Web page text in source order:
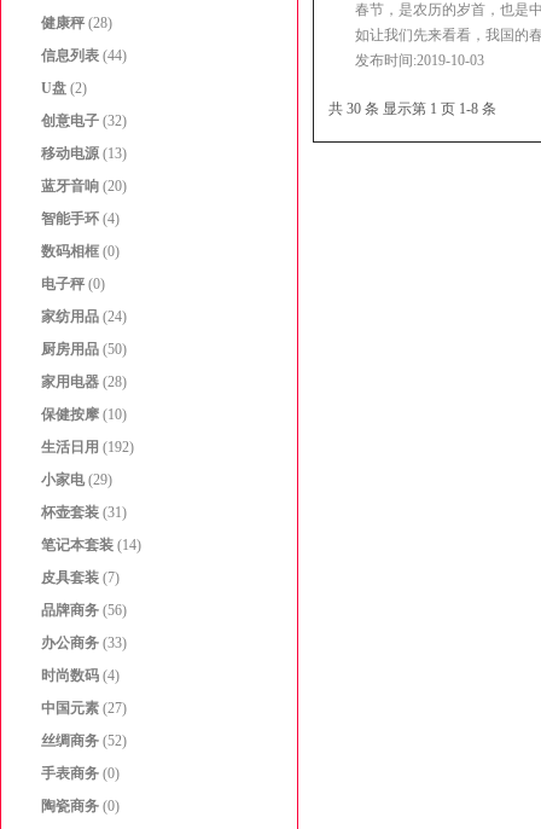
健康秤 (28)
信息列表 (44)
U盘 (2)
创意电子 (32)
移动电源(13)
蓝牙音响 (20)
智能手环 (4)
数码相框 (0)
电子秤 (0)
家纺用品 (24)
厨房用品 (50)
家用电器 (28)
保健按摩 (10)
生活日用 (192)
小家电(29)
杯壶套装 (31)
笔记本套装 (14)
皮具套装 (7)
品牌商务 (56)
办公商务 (33)
时尚数码 (4)
中国元素 (27)
丝绸商务 (52)
手表商务 (0)
陶瓷商务 (0)
春节，是农历的岁首，也是
如让我们先来看看，我国的
发布时间:2019-10-03
共 30 条 显示第 1 页 1-8 条